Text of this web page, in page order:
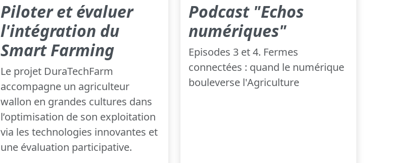
Piloter et évaluer
l'intégration du
Smart Farming
Le projet DuraTechFarm
accompagne un agriculteur
wallon en grandes cultures dans
l’optimisation de son exploitation
via les technologies innovantes et
une évaluation participative.
Podcast "Echos
numériques"
Episodes 3 et 4. Fermes
connectées : quand le numérique
bouleverse l'Agriculture